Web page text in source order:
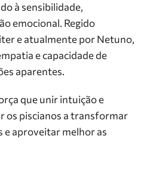
à sensibilidade,
emocional. Regido
e atualmente por Netuno,
e capacidade de
aparentes.
que unir intuição e
os piscianos a transformar
e aproveitar melhor as